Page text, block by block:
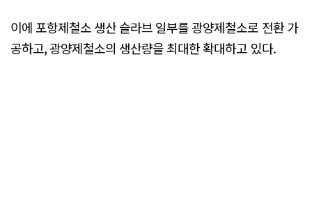
이에 포항제철소 생산 슬라브 일부를 광양제철소로 전환 가
공하고, 광양제철소의 생산량을 최대한 확대하고 있다.